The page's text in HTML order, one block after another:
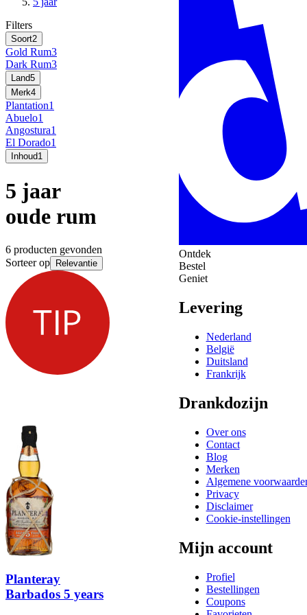
Filters
Soort2
Gold Rum3
Dark Rum3
Land5
Merk4
Plantation1
Abuelo1
Angostura1
El Dorado1
Inhoud1
5 jaar
oude rum
6 producten gevonden
Sorteer op
Relevantie
Planteray
Barbados 5 years
Ontdek
Bestel
Geniet
Levering
Nederland
België
Duitsland
Frankrijk
Drankdozijn
Over ons
Contact
Blog
Merken
Algemene
Privacy
Disclaimer
Cookie-instellingen
Mijn account
Profiel
Bestellingen
Coupons